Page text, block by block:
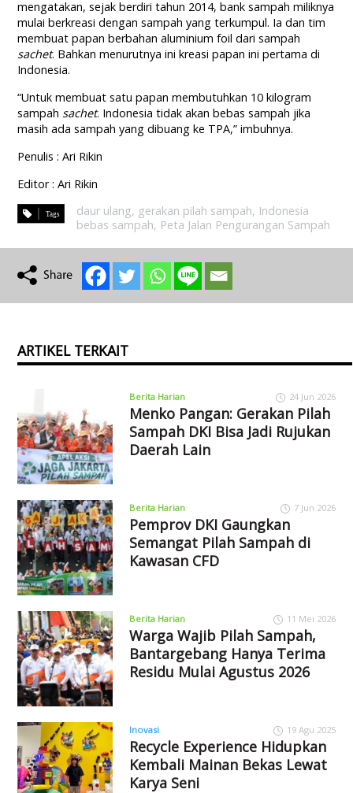
mengatakan, sejak berdiri tahun 2014, bank sampah miliknya
mulai berkreasi dengan sampah yang terkumpul. Ia dan tim
membuat papan berbahan aluminium foil dari sampah
sachet. Bahkan menurutnya ini kreasi papan ini pertama di
Indonesia.
“Untuk membuat satu papan membutuhkan 10 kilogram
sampah sachet. Indonesia tidak akan bebas sampah jika
masih ada sampah yang dibuang ke TPA,” imbuhnya.
Penulis : Ari Rikin
Editor : Ari Rikin
daur ulang, gerakan pilah sampah, Indonesia
bebas sampah, Peta Jalan Pengurangan Sampah
ARTIKEL TERKAIT
Berita Harian 24 Jun 2026
Menko Pangan: Gerakan Pilah
Sampah DKI Bisa Jadi Rujukan
Daerah Lain
Berita Harian 7 Jun 2026
Pemprov DKI Gaungkan
Semangat Pilah Sampah di
Kawasan CFD
Berita Harian 11 Mei 2026
Warga Wajib Pilah Sampah,
Bantargebang Hanya Terima
Residu Mulai Agustus 2026
Inovasi 19 Agu 2025
Recycle Experience Hidupkan
Kembali Mainan Bekas Lewat
Karya Seni